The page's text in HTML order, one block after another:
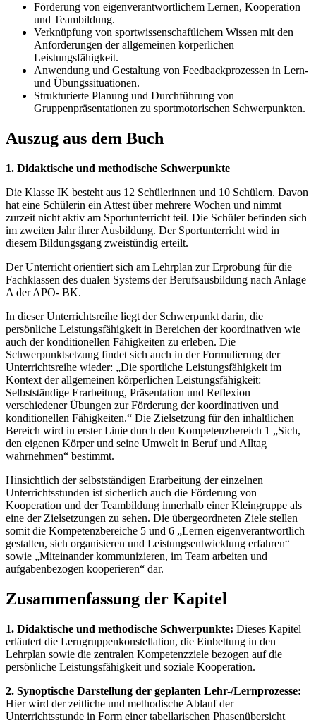
Förderung von eigenverantwortlichem Lernen, Kooperation
und Teambildung.
Verknüpfung von sportwissenschaftlichem Wissen mit den
Anforderungen der allgemeinen körperlichen
Leistungsfähigkeit.
Anwendung und Gestaltung von Feedbackprozessen in Lern-
und Übungssituationen.
Strukturierte Planung und Durchführung von
Gruppenpräsentationen zu sportmotorischen Schwerpunkten.
Auszug aus dem Buch
1. Didaktische und methodische Schwerpunkte
Die Klasse IK besteht aus 12 Schülerinnen und 10 Schülern. Davon
hat eine Schülerin ein Attest über mehrere Wochen und nimmt
zurzeit nicht aktiv am Sportunterricht teil. Die Schüler befinden sich
im zweiten Jahr ihrer Ausbildung. Der Sportunterricht wird in
diesem Bildungsgang zweistündig erteilt.
Der Unterricht orientiert sich am Lehrplan zur Erprobung für die
Fachklassen des dualen Systems der Berufsausbildung nach Anlage
A der APO- BK.
In dieser Unterrichtsreihe liegt der Schwerpunkt darin, die
persönliche Leistungsfähigkeit in Bereichen der koordinativen wie
auch der konditionellen Fähigkeiten zu erleben. Die
Schwerpunktsetzung findet sich auch in der Formulierung der
Unterrichtsreihe wieder: „Die sportliche Leistungsfähigkeit im
Kontext der allgemeinen körperlichen Leistungsfähigkeit:
Selbstständige Erarbeitung, Präsentation und Reflexion
verschiedener Übungen zur Förderung der koordinativen und
konditionellen Fähigkeiten.“ Die Zielsetzung für den inhaltlichen
Bereich wird in erster Linie durch den Kompetenzbereich 1 „Sich,
den eigenen Körper und seine Umwelt in Beruf und Alltag
wahrnehmen“ bestimmt.
Hinsichtlich der selbstständigen Erarbeitung der einzelnen
Unterrichtsstunden ist sicherlich auch die Förderung von
Kooperation und der Teambildung innerhalb einer Kleingruppe als
eine der Zielsetzungen zu sehen. Die übergeordneten Ziele stellen
somit die Kompetenzbereiche 5 und 6 „Lernen eigenverantwortlich
gestalten, sich organisieren und Leistungsentwicklung erfahren“
sowie „Miteinander kommunizieren, im Team arbeiten und
aufgabenbezogen kooperieren“ dar.
Zusammenfassung der Kapitel
1. Didaktische und methodische Schwerpunkte: Dieses Kapitel
erläutert die Lerngruppenkonstellation, die Einbettung in den
Lehrplan sowie die zentralen Kompetenzziele bezogen auf die
persönliche Leistungsfähigkeit und soziale Kooperation.
2. Synoptische Darstellung der geplanten Lehr-/Lernprozesse:
Hier wird der zeitliche und methodische Ablauf der
Unterrichtsstunde in Form einer tabellarischen Phasenübersicht